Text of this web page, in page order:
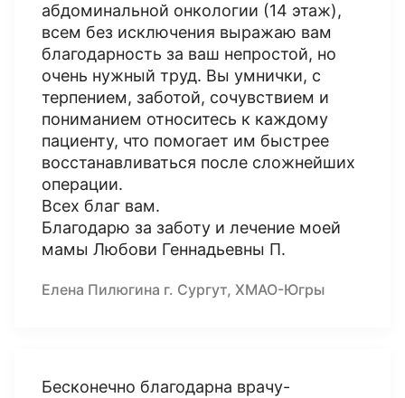
абдоминальной онкологии (14 этаж),
всем без исключения выражаю вам
благодарность за ваш непростой, но
очень нужный труд. Вы умнички, с
терпением, заботой, сочувствием и
пониманием относитесь к каждому
пациенту, что помогает им быстрее
восстанавливаться после сложнейших
операции.
Всех благ вам.
Благодарю за заботу и лечение моей
мамы Любови Геннадьевны П.
Елена Пилюгина г. Сургут, ХМАО-Югры
Бесконечно благодарна врачу-